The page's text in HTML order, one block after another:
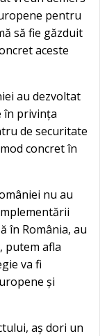
pentru
să fie găzduit
aceste
au dezvoltat
în privința
de securitate
concret în
nu au
în România, au
putem afla
va fi
și
aș dori un